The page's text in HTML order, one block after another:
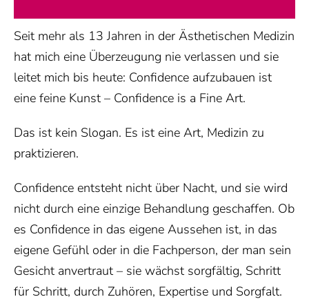
Seit mehr als 13 Jahren in der Ästhetischen Medizin
hat mich eine Überzeugung nie verlassen und sie
leitet mich bis heute: Confidence aufzubauen ist
eine feine Kunst – Confidence is a Fine Art.
Das ist kein Slogan. Es ist eine Art, Medizin zu
praktizieren.
Confidence entsteht nicht über Nacht, und sie wird
nicht durch eine einzige Behandlung geschaffen. Ob
es Confidence in das eigene Aussehen ist, in das
eigene Gefühl oder in die Fachperson, der man sein
Gesicht anvertraut – sie wächst sorgfältig, Schritt
für Schritt, durch Zuhören, Expertise und Sorgfalt.